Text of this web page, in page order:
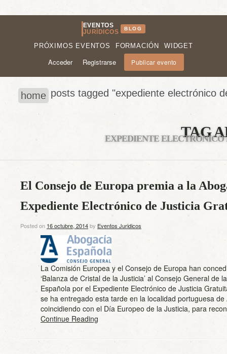
EVENTOS
JURÍDICOS
BLOG
PRÓXIMOS EVENTOS FORMACIÓN WIDGET
Acceder Registrarse Publicar evento
home posts tagged "expediente electrónico
TAG
EXPEDIENTE
El Consejo de Europa premia a la
Expediente Electrónico de Justicia
Posted on 16 octubre, 2014by Eventos Juridicos
La Comisión Europea y el Consejo de Europa han
‘Balanza de Cristal de la Justicia’ al Consejo General de
Española por el Expediente Electrónico de Justicia
se ha entregado esta tarde en la localidad portuguesa de
coincidiendo con el Día Europeo de la Justicia, para
Continue Reading